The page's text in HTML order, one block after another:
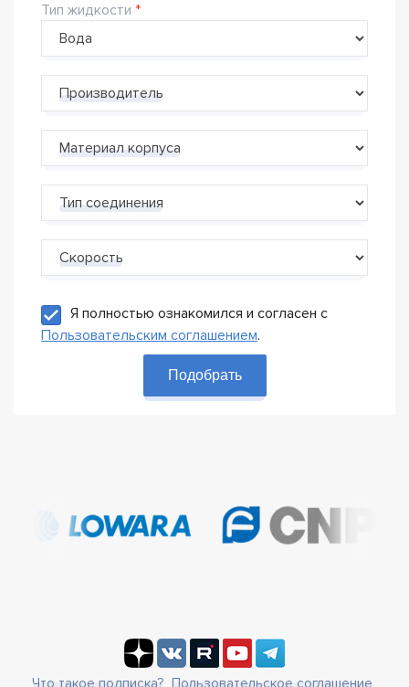
Тип жидкости
Производитель
Материал корпуса
Тип соединения
Скорость
Я полностью ознакомился и согласен с
Пользовательским соглашением.
Подобрать
Что такое подписка? Пользовательское соглашение